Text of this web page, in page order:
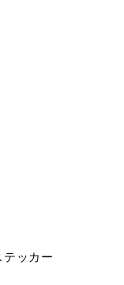
テッカー